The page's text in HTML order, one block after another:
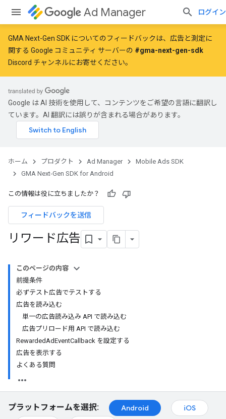
Ad Manager ログイン
GMA Next-Gen SDK についてのフィードバックは、広告と測定に
関する Google コミュニティ サーバーの #gma-next-gen-sdk
Discord チャンネルにお寄せください。
Google は AI 技術を使用して、コンテンツをご希望の言語に翻訳し
ています。AI 翻訳には誤りが含まれる場合があります。
ホーム プロダクト Ad Manager
Mobile Ads SDK
GMA Next-Gen SDK for Android
この情報は役に立ちましたか？
フィードバックを送信
リワード広告
このページの内容
前提条件
必ずテスト広告でテストする
広告を読み込む
単一の広告読み込み API で読み込む
広告プリロード用 API で読み込む
RewardedAdEventCallback を設定する
広告を表示する
よくある質問
プラットフォームを選択: Android
iOS